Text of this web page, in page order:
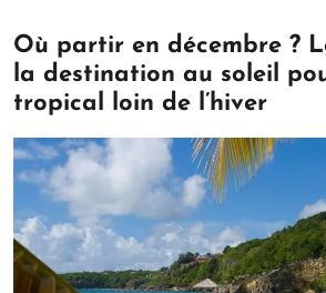
Où partir en décembre ?
la destination au soleil
tropical loin de l’hiver